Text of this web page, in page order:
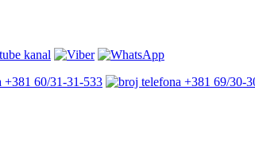
+381 60/31-31-533 +381 69/30-